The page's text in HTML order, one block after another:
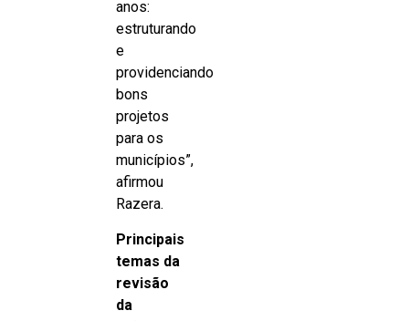
anos:
estruturando
e
providenciando
bons
projetos
para os
municípios”,
afirmou
Razera.
Principais
temas da
revisão
da